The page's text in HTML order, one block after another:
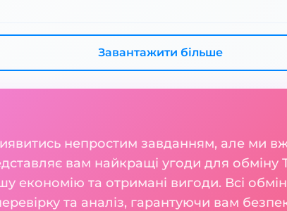
Завантажити більше
непростим завданням, але ми
вам найкращі угоди для обміну
економію та отримані вигоди. Всі
та аналіз, гарантуючи вам